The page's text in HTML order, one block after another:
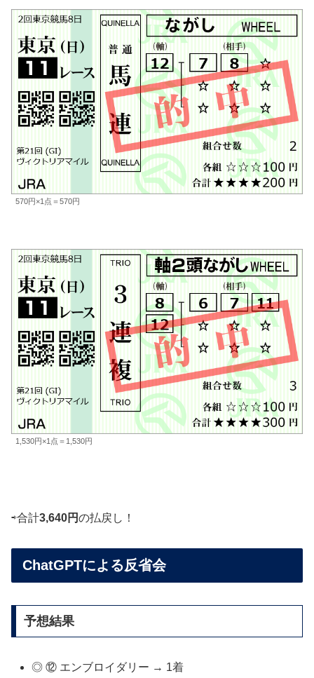
570円×1点＝570円
1,530円×1点＝1,530円
⇨合計3,640円の払戻し！
ChatGPTによる反省会
予想結果
◎ ⑫ エンブロイダリー → 1着